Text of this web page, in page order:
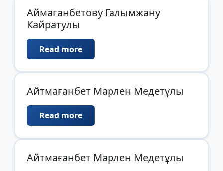
Аймаганбетову Галымжану
Кайратулы
Read more
Айтмағанбет Марлен Медетұлы
Read more
Айтмағанбет Марлен Медетұлы